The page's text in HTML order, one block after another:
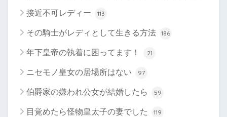
接近不可レディー 113
その騎士がレディとして生きる方法 186
年下皇帝の執着に困ってます！ 21
ニセモノ皇女の居場所はない 97
伯爵家の嫌われ公女が結婚したら 59
目覚めたら怪物皇太子の妻でした 119